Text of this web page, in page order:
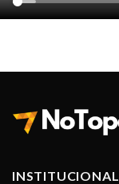
INSTITUCIONAL